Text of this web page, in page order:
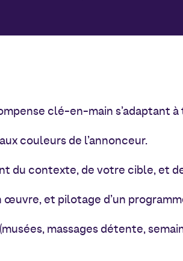
clé-en-main s’adaptant à
couleurs de l’annonceur.
du contexte, de votre cible, et
œuvre, et pilotage d’un
massages détente,